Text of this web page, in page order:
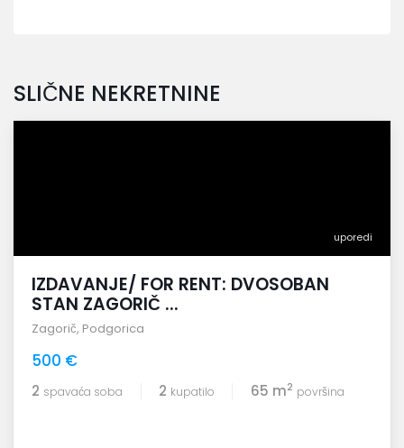
SLIČNE NEKRETNINE
uporedi
IZDAVANJE/ FOR RENT: DVOSOBAN
STAN ZAGORIČ ...
Zagorič, Podgorica
500 €
2 spavaća soba 2 kupatilo 65 m2 površina